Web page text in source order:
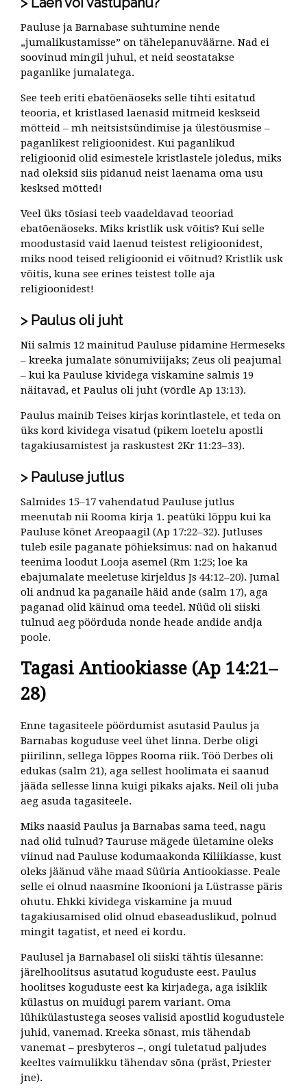
Pauluse ja Barnabase suhtumine nende
„jumalikustamisse” on tähelepanuväärne. Nad ei
soovinud mingil juhul, et neid seostatakse
paganlike jumalatega.
See teeb eriti ebatõenäoseks selle tihti esitatud
teooria, et kristlased laenasid mitmeid keskseid
mõtteid – mh neitsistsündimise ja ülestõusmise –
paganlikest religioonidest. Kui paganlikud
religioonid olid esimestele kristlastele jõledus, miks
nad oleksid siis pidanud neist laenama oma usu
kesksed mõtted!
Veel üks tõsiasi teeb vaadeldavad teooriad
ebatõenäoseks. Miks kristlik usk võitis? Kui selle
moodustasid vaid laenud teistest religioonidest,
miks nood teised religioonid ei võitnud? Kristlik usk
võitis, kuna see erines teistest tolle aja
religioonidest!
Paulus oli juht
Nii salmis 12 mainitud Pauluse pidamine Hermeseks
– kreeka jumalate sõnumiviijaks; Zeus oli peajumal
– kui ka Pauluse kividega viskamine salmis 19
näitavad, et Paulus oli juht (võrdle Ap 13:13).
Paulus mainib Teises kirjas korintlastele, et teda on
üks kord kividega visatud (pikem loetelu apostli
tagakiusamistest ja raskustest 2Kr 11:23–33).
Pauluse jutlus
Salmides 15–17 vahendatud Pauluse jutlus
meenutab nii Rooma kirja 1. peatüki lõppu kui ka
Pauluse kõnet Areopaagil (Ap 17:22–32). Jutluses
tuleb esile paganate põhieksimus: nad on hakanud
teenima loodut Looja asemel (Rm 1:25; loe ka
ebajumalate meeletuse kirjeldus Js 44:12–20). Jumal
oli andnud ka paganaile häid ande (salm 17), aga
paganad olid käinud oma teedel. Nüüd oli siiski
tulnud aeg pöörduda nonde heade andide andja
poole.
Tagasi Antiookiasse (Ap 14:21–
28)
Enne tagasiteele pöördumist asutasid Paulus ja
Barnabas koguduse veel ühet linna. Derbe oligi
piirilinn, sellega lõppes Rooma riik. Töö Derbes oli
edukas (salm 21), aga sellest hoolimata ei saanud
jääda sellesse linna kuigi pikaks ajaks. Neil oli juba
aeg asuda tagasiteele.
Miks naasid Paulus ja Barnabas sama teed, nagu
nad olid tulnud? Tauruse mägede ületamine oleks
viinud nad Pauluse kodumaakonda Kiliikiasse, kust
oleks jäänud vähe maad Süüria Antiookiasse. Peale
selle ei olnud naasmine Ikoonioni ja Lüstrasse päris
ohutu. Ehkki kividega viskamine ja muud
tagakiusamised olid olnud ebaseaduslikud, polnud
mingit tagatist, et need ei kordu.
Paulusel ja Barnabasel oli siiski tähtis ülesanne:
järelhoolitsus asutatud koguduste eest. Paulus
hoolitses koguduste eest ka kirjadega, aga isiklik
külastus on muidugi parem variant. Oma
lühikülastustega seoses valisid apostlid kogudustele
juhid, vanemad. Kreeka sõnast, mis tähendab
vanemat – presbyteros –, ongi tuletatud paljudes
keeltes vaimulikku tähendav sõna (präst, Priester
jne).